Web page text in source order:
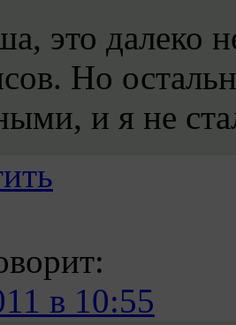
это далеко
Но
и я не
в 10:55